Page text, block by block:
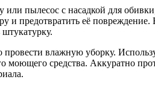
пылесос с насадкой для
и предотвратить её
влажную уборку.
моющего средства. Аккуратно